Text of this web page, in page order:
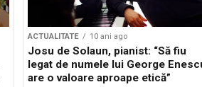
ACTUALITATE 10 ani ago
Josu de Solaun, pianist: “Să fiu
legat de numele lui George
are o valoare aproape etică”